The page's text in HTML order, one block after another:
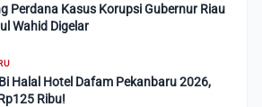
Perdana Kasus Korupsi Gubernur Riau
Wahid Digelar
Halal Hotel Dafam Pekanbaru 2026,
Ribu!